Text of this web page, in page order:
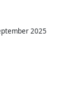
2025